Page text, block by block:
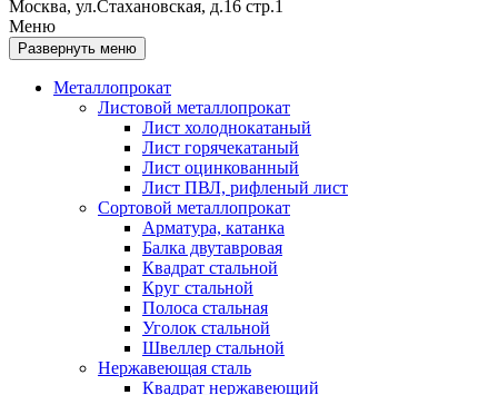
Москва, ул.Стахановская, д.16 стр.1
Меню
Развернуть меню
Металлопрокат
Листовой металлопрокат
Лист холоднокатаный
Лист горячекатаный
Лист оцинкованный
Лист ПВЛ, рифленый лист
Сортовой металлопрокат
Арматура, катанка
Балка двутавровая
Квадрат стальной
Круг стальной
Полоса стальная
Уголок стальной
Швеллер стальной
Нержавеющая сталь
Квадрат нержавеющий